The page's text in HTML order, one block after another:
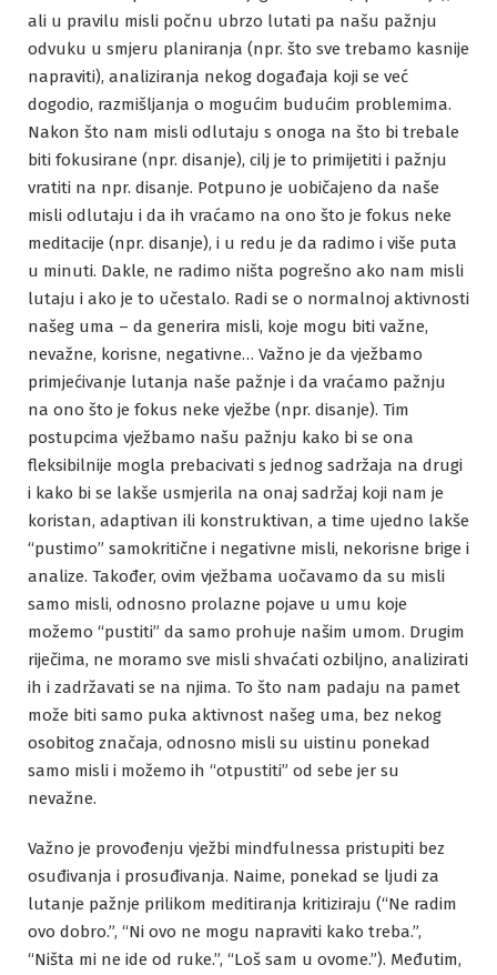
ali u pravilu misli počnu ubrzo lutati pa našu pažnju
odvuku u smjeru planiranja (npr. što sve trebamo kasnije
napraviti), analiziranja nekog događaja koji se već
dogodio, razmišljanja o mogućim budućim problemima.
Nakon što nam misli odlutaju s onoga na što bi trebale
biti fokusirane (npr. disanje), cilj je to primijetiti i pažnju
vratiti na npr. disanje. Potpuno je uobičajeno da naše
misli odlutaju i da ih vraćamo na ono što je fokus neke
meditacije (npr. disanje), i u redu je da radimo i više puta
u minuti. Dakle, ne radimo ništa pogrešno ako nam misli
lutaju i ako je to učestalo. Radi se o normalnoj aktivnosti
našeg uma – da generira misli, koje mogu biti važne,
nevažne, korisne, negativne… Važno je da vježbamo
primjećivanje lutanja naše pažnje i da vraćamo pažnju
na ono što je fokus neke vježbe (npr. disanje). Tim
postupcima vježbamo našu pažnju kako bi se ona
fleksibilnije mogla prebacivati s jednog sadržaja na drugi
i kako bi se lakše usmjerila na onaj sadržaj koji nam je
koristan, adaptivan ili konstruktivan, a time ujedno lakše
“pustimo” samokritične i negativne misli, nekorisne brige i
analize. Također, ovim vježbama uočavamo da su misli
samo misli, odnosno prolazne pojave u umu koje
možemo “pustiti” da samo prohuje našim umom. Drugim
riječima, ne moramo sve misli shvaćati ozbiljno, analizirati
ih i zadržavati se na njima. To što nam padaju na pamet
može biti samo puka aktivnost našeg uma, bez nekog
osobitog značaja, odnosno misli su uistinu ponekad
samo misli i možemo ih “otpustiti” od sebe jer su
nevažne.
Važno je provođenju vježbi mindfulnessa pristupiti bez
osuđivanja i prosuđivanja. Naime, ponekad se ljudi za
lutanje pažnje prilikom meditiranja kritiziraju (“Ne radim
ovo dobro.”, “Ni ovo ne mogu napraviti kako treba.”,
“Ništa mi ne ide od ruke.”, “Loš sam u ovome.”). Međutim,